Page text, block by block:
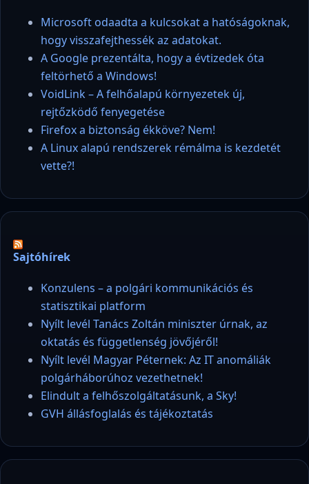
Microsoft odaadta a kulcsokat a hatóságoknak,
hogy visszafejthessék az adatokat.
A Google prezentálta, hogy a évtizedek óta
feltörhető a Windows!
VoidLink – A felhőalapú környezetek új,
rejtőzködő fenyegetése
Firefox a biztonság ékköve? Nem!
A Linux alapú rendszerek rémálma is kezdetét
vette?!
Sajtóhírek
Konzulens – a polgári kommunikációs és
statisztikai platform
Nyílt levél Tanács Zoltán miniszter úrnak, az
oktatás és függetlenség jövőjéről!
Nyílt levél Magyar Péternek: Az IT anomáliák
polgárháborúhoz vezethetnek!
Elindult a felhőszolgáltatásunk, a Sky!
GVH állásfoglalás és tájékoztatás